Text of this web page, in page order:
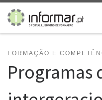
Skip to content
FORMAÇÃO E
Programas